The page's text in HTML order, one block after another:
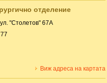
отделение
"Столетов" 67А
Виж адреса на картата